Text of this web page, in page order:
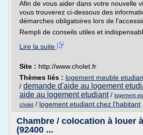
Afin de vous aider dans votre nouvelle
vous trouverez ci-dessous des
démarches obligatoires lors de
Rempli de conseils utiles et
Lire la suite
Site : http://www.cholet.fr
Thèmes liés : logement meuble
/ demande d'aide au logement
aide au logement etudiant/ logement
cholet / logement etudiant chez l'habitant
Chambre / colocation à louer
(92400 ...